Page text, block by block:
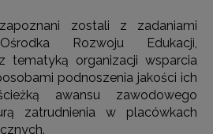
zostali z zadaniami
Rozwoju Edukacji,
tematyką organizacji wsparcia
podnoszenia jakości ich
awansu zawodowego
zatrudnienia w placówkach